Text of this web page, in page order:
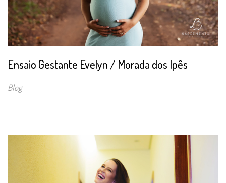
Ensaio Gestante Evelyn / Morada dos Ipês
Blog